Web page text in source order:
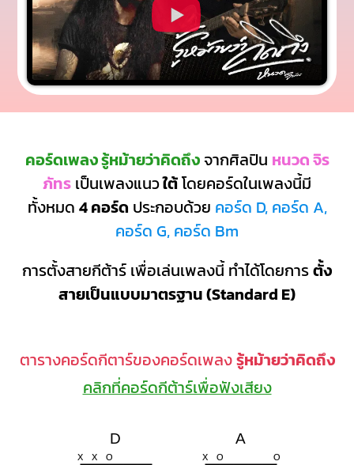
คอร์ดเพลง รู้หม้ายว่าคิดถึงจากศิลปิน หนวด จิร
ภัทร เป็นเพลงแนวใต้โดยคอร์ดในเพลงนี้มี
ทั้งหมด 4 คอร์ด ประกอบด้วย คอร์ด D, คอร์ด A,
คอร์ด G, คอร์ด Bm
การตั้งสายกีต้าร์ เพื่อเล่นเพลงนี้ ทำได้โดยการตั้ง
สายเป็นแบบมาตรฐาน (Standard E)
ตารางคอร์ดกีตาร์ของคอร์ดเพลงรู้หม้ายว่าคิดถึง
คลิกที่คอร์ดกีต้าร์เพื่อฟังเสียง
D
X X O
A
X O O